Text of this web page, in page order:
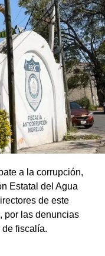
a la corrupción,
Estatal del Agua
de este
por las denuncias
fiscalía.